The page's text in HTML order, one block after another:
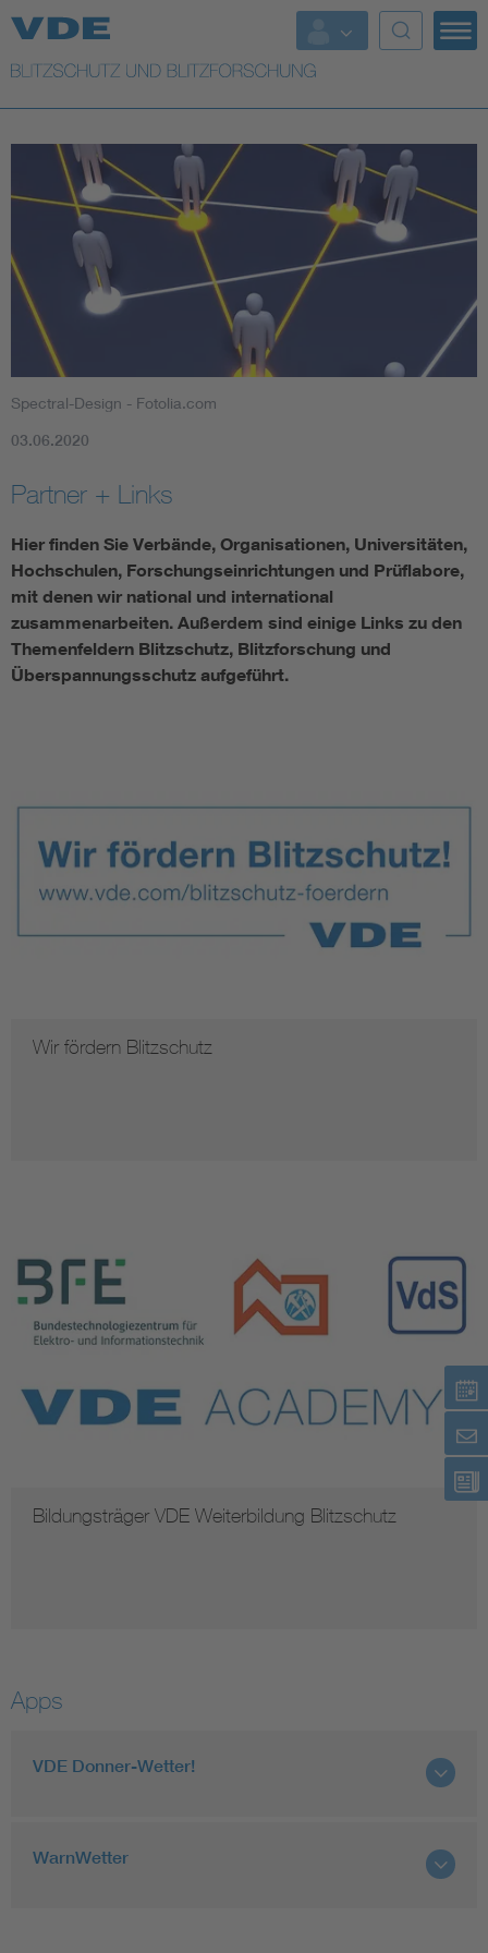
Top Themen
Top Themen
Lightning protection
Weitere Themen
Spectral-Design - Fotolia.com
03.06.2020
Partner + Links
Hier finden Sie Verbände, Organisationen, Universitäten,
Hochschulen, Forschungseinrichtungen und Prüflabore,
mit denen wir national und international
zusammenarbeiten. Außerdem sind einige Links zu den
Themenfeldern Blitzschutz, Blitzforschung und
Überspannungsschutz aufgeführt.
Wir fördern Blitzschutz
Bildungsträger VDE Weiterbildung Blitzschutz
Apps
VDE Donner-Wetter!
WarnWetter